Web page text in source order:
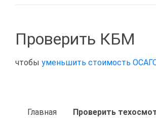
Проверить КБМ
чтобы уменьшить стоимость
Главная Проверить